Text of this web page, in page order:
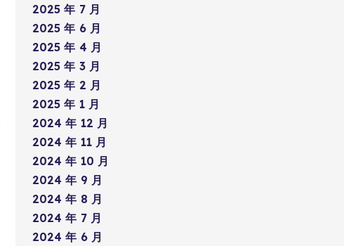
2025 年 7 月
2025 年 6 月
2025 年 4 月
2025 年 3 月
2025 年 2 月
2025 年 1 月
2024 年 12 月
2024 年 11 月
2024 年 10 月
2024 年 9 月
2024 年 8 月
2024 年 7 月
2024 年 6 月